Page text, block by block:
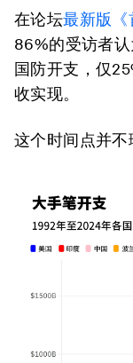
在论坛最新版《
86%的受访者
国防开支，仅
收实现。
这个时间点并不